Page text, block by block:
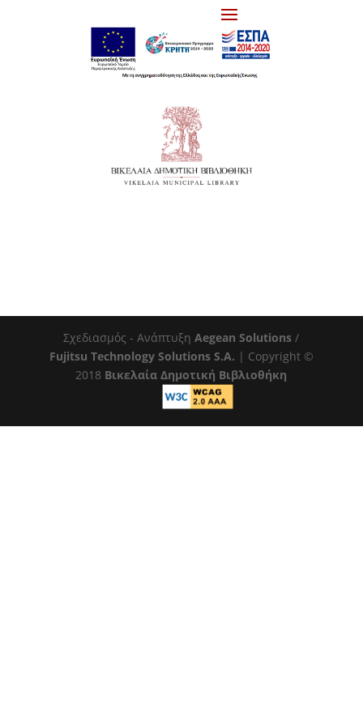
Σχεδιασμός - ΑνάπτυξηAegean Solutions /
Fujitsu Technology Solutions S.A. | Copyright ©
2018 Βικελαία Δημοτική Βιβλιοθήκη